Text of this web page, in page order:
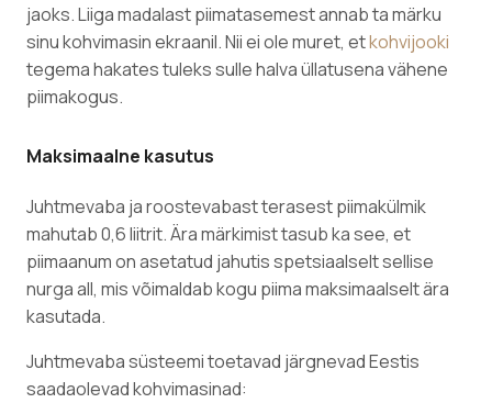
jaoks. Liiga madalast piimatasemest annab ta märku
sinu kohvimasin ekraanil. Nii ei ole muret, etkohvijooki
tegema hakates tuleks sulle halva üllatusena vähene
piimakogus.
Maksimaalne kasutus
Juhtmevaba ja roostevabast terasest piimakülmik
mahutab 0,6 liitrit. Ära märkimist tasub ka see, et
piimaanum on asetatud jahutis spetsiaalselt sellise
nurga all, mis võimaldab kogu piima maksimaalselt ära
kasutada.
Juhtmevaba süsteemi toetavad järgnevad Eestis
saadaolevad kohvimasinad: